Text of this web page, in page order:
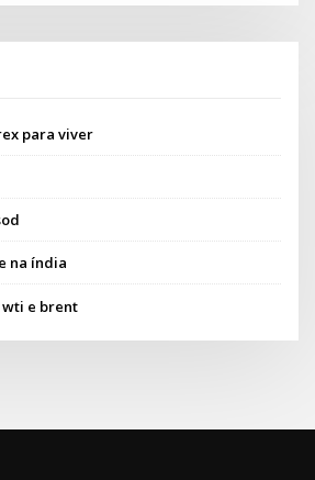
para viver
na índia
wti e brent